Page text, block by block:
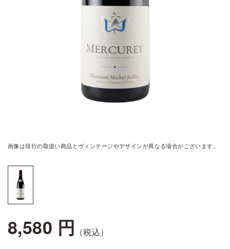
画像は現行の取扱い商品とヴィンテージやデザインが異なる場合がございます。
8,580 円 （税込）